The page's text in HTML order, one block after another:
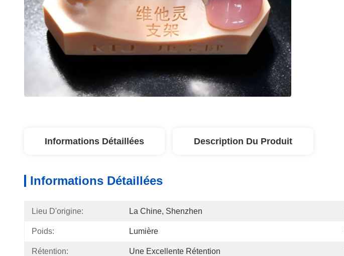
Informations Détaillées Description Du Produit
Informations Détaillées
Lieu D'origine: La Chine, Shenzhen
Poids: Lumière
Rétention: Une Excellente Rétention